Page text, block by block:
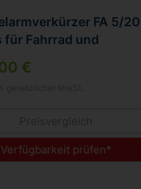
FA 5/20
für Fahrrad und
€
Verfügbarkeit prüfen*